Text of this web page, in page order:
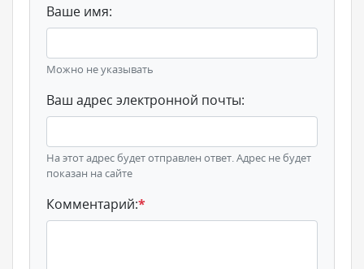
Ваше имя:
Можно не указывать
Ваш адрес электронной почты:
На этот адрес будет отправлен ответ. Адрес не будет
показан на сайте
Комментарий:*